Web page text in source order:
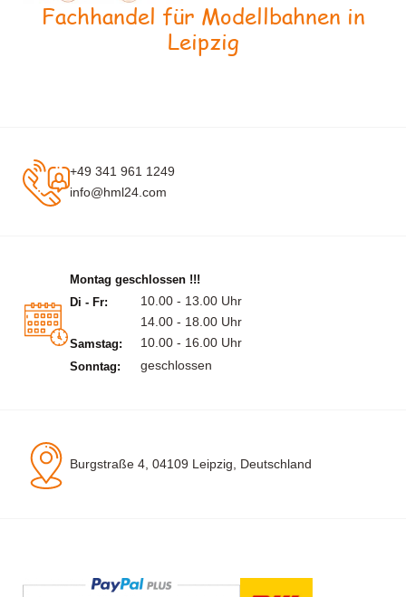
Fachhandel für Modellbahnen in
Leipzig
+49 341 961 1249
info@hml24.com
Montag geschlossen !!!
Di - Fr:
10.00 - 13.00 Uhr
14.00 - 18.00 Uhr
Samstag: 10.00 - 16.00 Uhr
Sonntag: geschlossen
Burgstraße 4, 04109 Leipzig, Deutschland